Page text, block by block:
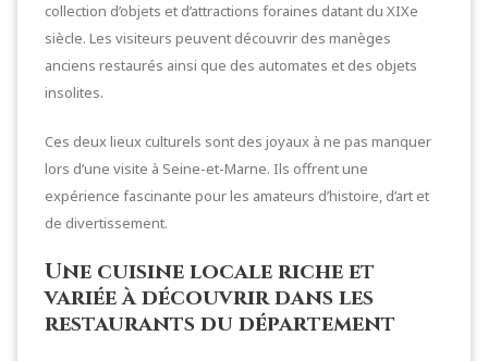
collection d’objets et d’attractions foraines datant du XIXe
siècle. Les visiteurs peuvent découvrir des manèges
anciens restaurés ainsi que des automates et des objets
insolites.
Ces deux lieux culturels sont des joyaux à ne pas manquer
lors d’une visite à Seine-et-Marne. Ils offrent une
expérience fascinante pour les amateurs d’histoire, d’art et
de divertissement.
Une cuisine locale riche et
variée à découvrir dans les
restaurants du département